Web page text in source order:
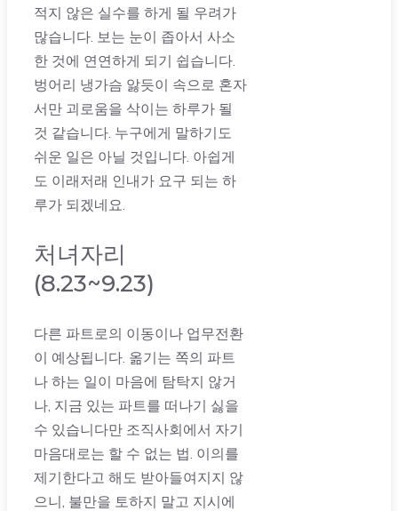
적지 않은 실수를 하게 될 우려가
많습니다. 보는 눈이 좁아서 사소
한 것에 연연하게 되기 쉽습니다.
벙어리 냉가슴 앓듯이 속으로 혼자
서만 괴로움을 삭이는 하루가 될
것 같습니다. 누구에게 말하기도
쉬운 일은 아닐 것입니다. 아쉽게
도 이래저래 인내가 요구 되는 하
루가 되겠네요.
처녀자리
(8.23~9.23)
다른 파트로의 이동이나 업무전환
이 예상됩니다. 옮기는 쪽의 파트
나 하는 일이 마음에 탐탁지 않거
나, 지금 있는 파트를 떠나기 싫을
수 있습니다만 조직사회에서 자기
마음대로는 할 수 없는 법. 이의를
제기한다고 해도 받아들여지지 않
으니, 불만을 토하지 말고 지시에